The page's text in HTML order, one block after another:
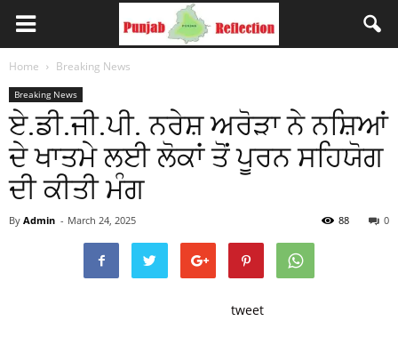
Home Breaking News
Breaking News
ਏ.ਡੀ.ਜੀ.ਪੀ. ਨਰੇਸ਼ ਅਰੋੜਾ ਨੇ ਨਸ਼ਿਆਂ
ਦੇ ਖਾਤਮੇ ਲਈ ਲੋਕਾਂ ਤੋਂ ਪੂਰਨ ਸਹਿਯੋਗ
ਦੀ ਕੀਤੀ ਮੰਗ
By Admin - March 24, 2025 0
88
tweet